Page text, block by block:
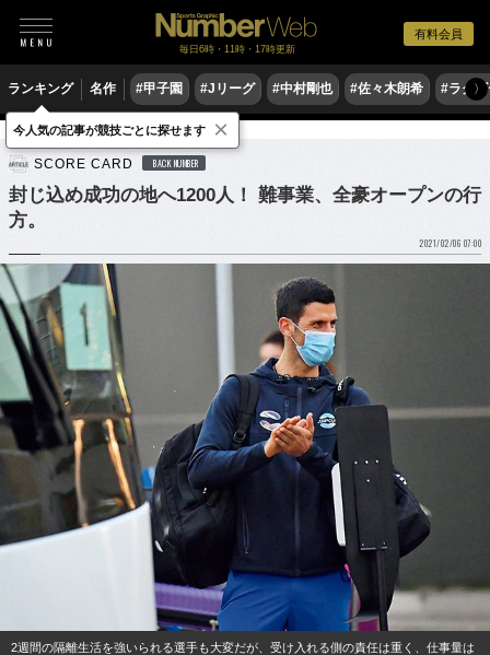
有料会員
毎日6時・11時・17時更新
ランキング 名作 #甲子園 #Jリーグ #中村剛也 #佐々木朗希 #ラグ〉
テニス
SCORE CARD BACK NUMBER
封じ込め成功の地へ1200人！ 難事業、全豪オープンの行
方。
2021/02/06 07:00
2週間の隔離生活を強いられる選手も大変だが、受け入れる側の責任は重く、仕事量は
今人気の記事が競技ごとに探せます ×